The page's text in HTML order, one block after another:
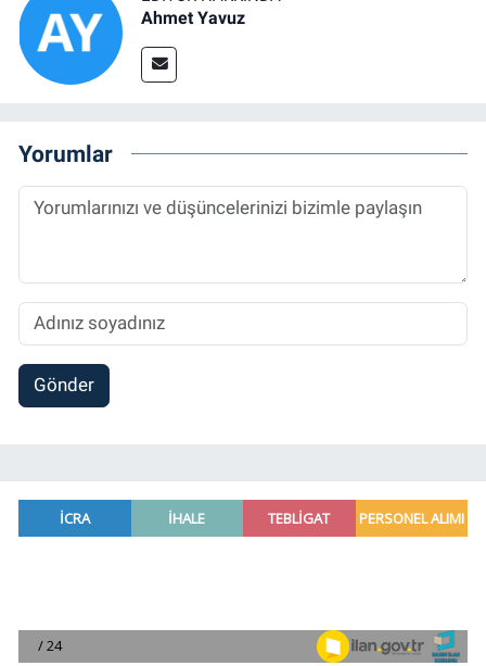
Ahmet Yavuz
Yorumlar
Gönder